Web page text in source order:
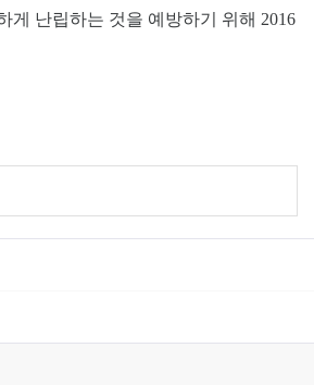
난립하는 것을 예방하기 위해 2016